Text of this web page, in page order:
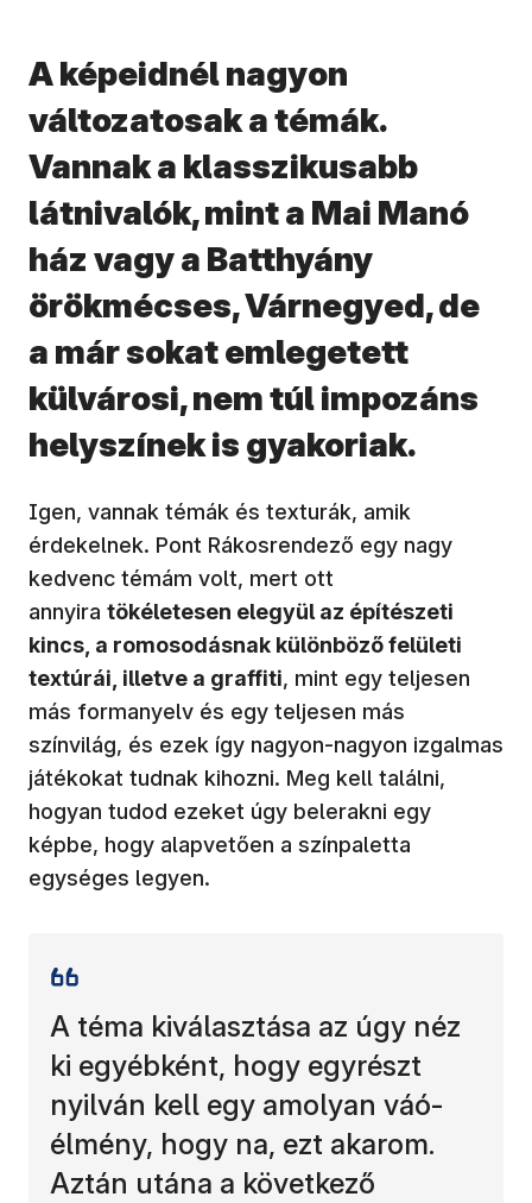
A képeidnél nagyon
változatosak a témák.
Vannak a klasszikusabb
látnivalók, mint a Mai Manó
ház vagy a Batthyány
örökmécses, Várnegyed, de
a már sokat emlegetett
külvárosi, nem túl impozáns
helyszínek is gyakoriak.
Igen, vannak témák és texturák, amik
érdekelnek. Pont Rákosrendező egy nagy
kedvenc témám volt, mert ott
annyira tökéletesen elegyül az építészeti
kincs, a romosodásnak különböző felületi
textúrái, illetve a graffiti, mint egy teljesen
más formanyelv és egy teljesen más
színvilág, és ezek így nagyon-nagyon izgalmas
játékokat tudnak kihozni. Meg kell találni,
hogyan tudod ezeket úgy belerakni egy
képbe, hogy alapvetően a színpaletta
egységes legyen.
A téma kiválasztása az úgy néz
ki egyébként, hogy egyrészt
nyilván kell egy amolyan váó-
élmény, hogy na, ezt akarom.
Aztán utána a következő